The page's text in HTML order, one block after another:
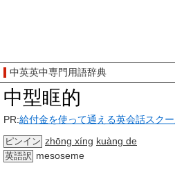
中英英中専門用語辞典
中型眶的
PR:給付金を使って通える英会話スク
ピンイン zhōng xíng kuàng de
英語訳 mesoseme